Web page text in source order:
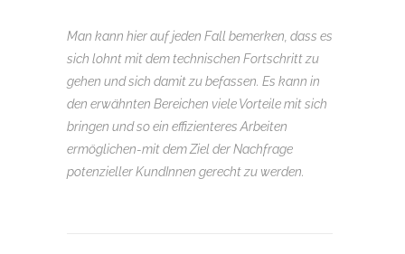
Man kann hier auf jeden Fall bemerken, dass es
sich lohnt mit dem technischen Fortschritt zu
gehen und sich damit zu befassen. Es kann in
den erwähnten Bereichen viele Vorteile mit sich
bringen und so ein effizienteres Arbeiten
ermöglichen-mit dem Ziel der Nachfrage
potenzieller KundInnen gerecht zu werden.